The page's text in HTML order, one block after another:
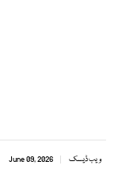
ویب ڈیسک June 09, 2026